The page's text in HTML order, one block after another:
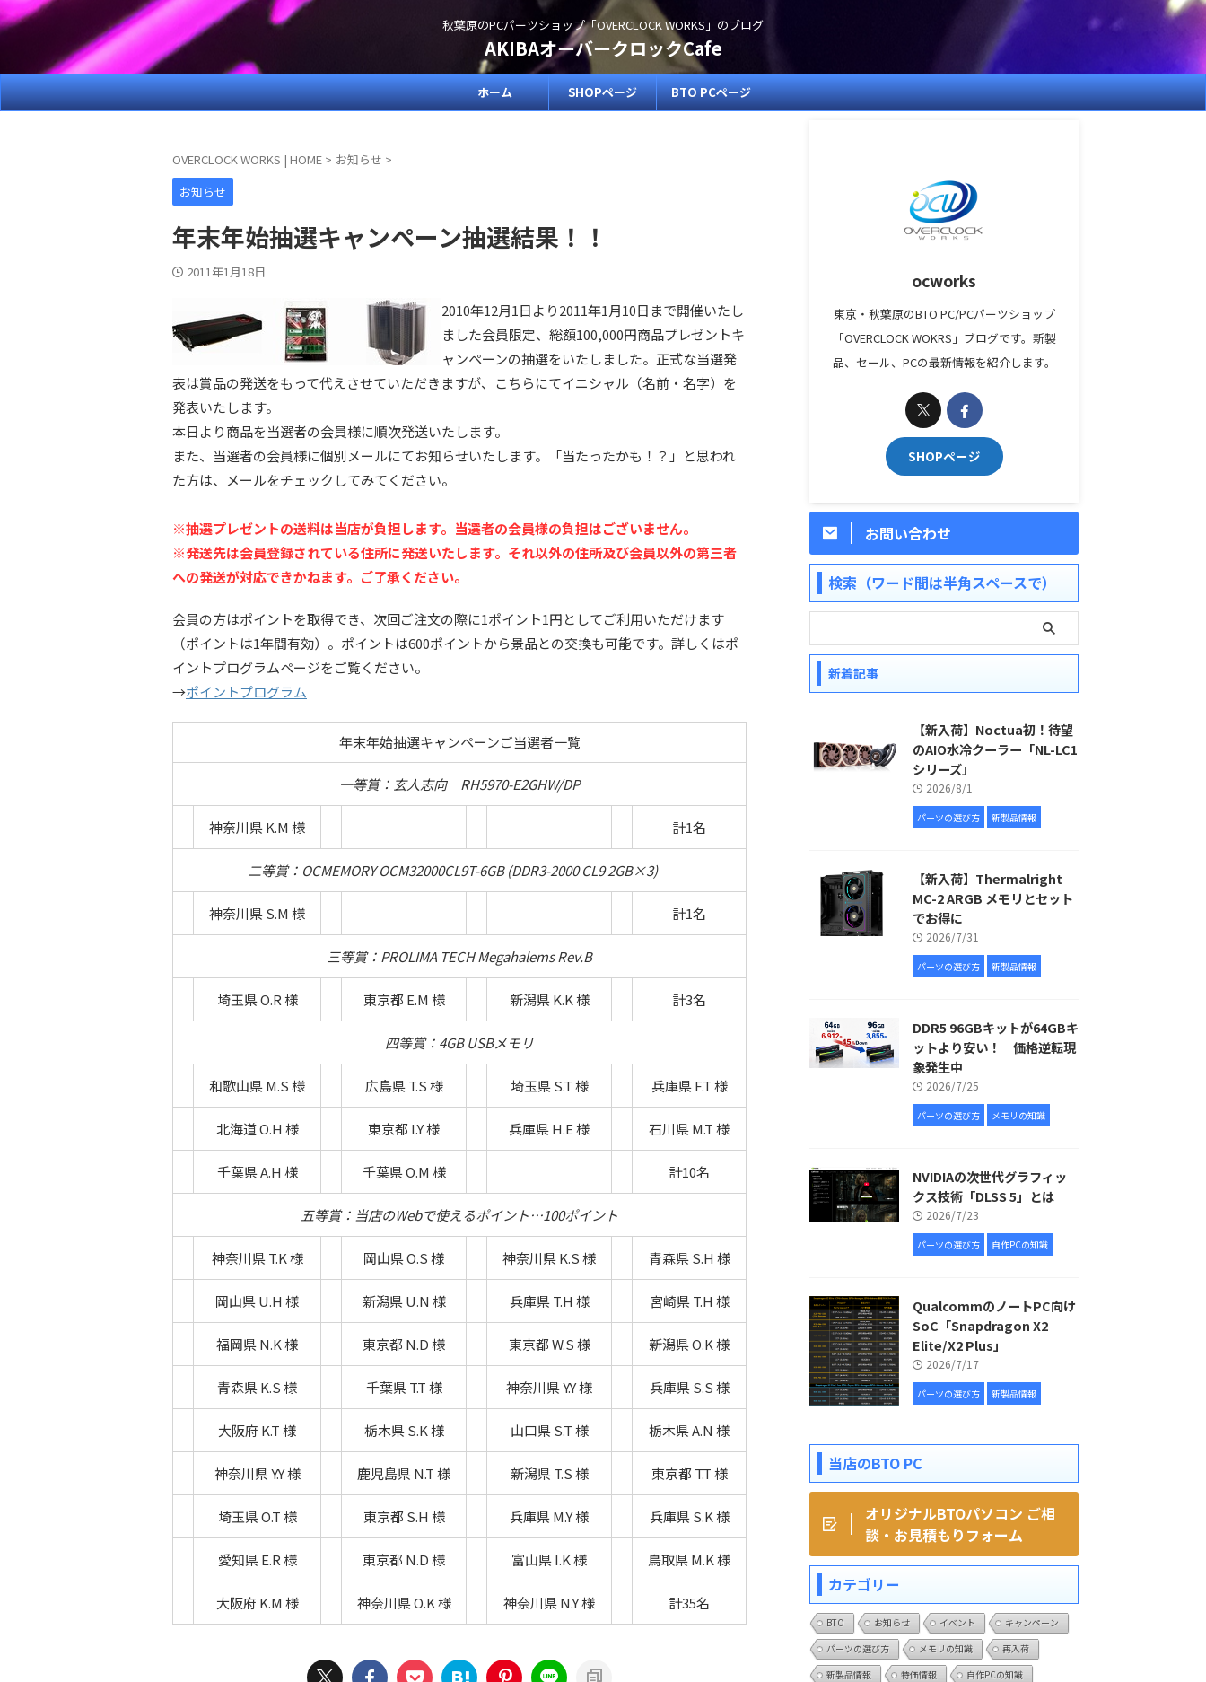
秋葉原のPCパーツショップ「OVERCLOCK WORKS」のブログ
AKIBAオーバークロックCafe
ホーム SHOPページ BTO PCページ
OVERCLOCK WORKS | HOME > お知らせ >
お知らせ
年末年始抽選キャンペーン抽選結果！！
2011年1月18日
2010年12月1日より2011年1月10日まで開催いたし
ました会員限定、総額100,000円商品プレゼントキ
ャンペーンの抽選をいたしました。正式な当選発
表は賞品の発送をもって代えさせていただきますが、こちらにてイニシャル（名前・名字）を
発表いたします。
本日より商品を当選者の会員様に順次発送いたします。
また、当選者の会員様に個別メールにてお知らせいたします。「当たったかも！？」と思われ
た方は、メールをチェックしてみてください。
※抽選プレゼントの送料は当店が負担します。当選者の会員様の負担はございません。
※発送先は会員登録されている住所に発送いたします。それ以外の住所及び会員以外の第三者
への発送が対応できかねます。ご了承ください。
会員の方はポイントを取得でき、次回ご注文の際に1ポイント1円としてご利用いただけます
（ポイントは1年間有効）。ポイントは600ポイントから景品との交換も可能です。詳しくはポ
イントプログラムページをご覧ください。
→ポイントプログラム
年末年始抽選キャンペーンご当選者一覧
一等賞：玄人志向 RH5970-E2GHW/DP
神奈川県 K.M 様 計1名
二等賞：OCMEMORY OCM32000CL9T-6GB (DDR3-2000 CL9 2GB×3)
神奈川県 S.M 様 計1名
三等賞：PROLIMA TECH Megahalems Rev.B
埼玉県 O.R 様 東京都 E.M 様 新潟県 K.K 様 計3名
四等賞：4GB USBメモリ
和歌山県 M.S 様 広島県 T.S 様 埼玉県 S.T 様 兵庫県 F.T 様
北海道 O.H 様 東京都 I.Y 様 兵庫県 H.E 様 石川県 M.T 様
千葉県 A.H 様 千葉県 O.M 様 計10名
五等賞：当店のWebで使えるポイント…100ポイント
神奈川県 T.K 様 岡山県 O.S 様 神奈川県 K.S 様 青森県 S.H 様
岡山県 U.H 様 新潟県 U.N 様 兵庫県 T.H 様 宮崎県 T.H 様
福岡県 N.K 様 東京都 N.D 様 東京都 W.S 様 新潟県 O.K 様
青森県 K.S 様 千葉県 T.T 様 神奈川県 Y.Y 様 兵庫県 S.S 様
大阪府 K.T 様 栃木県 S.K 様 山口県 S.T 様 栃木県 A.N 様
神奈川県 Y.Y 様 鹿児島県 N.T 様 新潟県 T.S 様 東京都 T.T 様
埼玉県 O.T 様 東京都 S.H 様 兵庫県 M.Y 様 兵庫県 S.K 様
愛知県 E.R 様 東京都 N.D 様 富山県 I.K 様 鳥取県 M.K 様
大阪府 K.M 様 神奈川県 O.K 様 神奈川県 N.Y 様 計35名
ocworks
東京・秋葉原のBTO PC/PCパーツショップ
「OVERCLOCK WOKRS」ブログです。新製
品、セール、PCの最新情報を紹介します。
SHOPページ
お問い合わせ
検索（ワード間は半角スペースで）
新着記事
【新入荷】Noctua初！待望
のAIO水冷クーラー「NL-LC1
シリーズ」
2026/8/1
パーツの選び方 新製品情報
【新入荷】Thermalright
MC-2 ARGB メモリとセット
でお得に
2026/7/31
パーツの選び方 新製品情報
DDR5 96GBキットが64GBキ
ットより安い！ 価格逆転現
象発生中
2026/7/25
パーツの選び方 メモリの知識
NVIDIAの次世代グラフィッ
クス技術「DLSS 5」とは
2026/7/23
パーツの選び方 自作PCの知識
QualcommのノートPC向け
SoC「Snapdragon X2
Elite/X2 Plus」
2026/7/17
パーツの選び方 新製品情報
当店のBTO PC
オリジナルBTOパソコン ご相
談・お見積もりフォーム
カテゴリー
BTO お知らせ イベント
キャンペーン
パーツの選び方
メモリの知識
再入荷
新製品情報
特価情報
自作PCの知識